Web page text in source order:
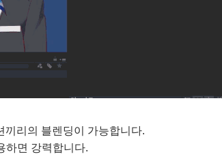
끼리의 블렌딩이 가능합니다.
하면 강력합니다.